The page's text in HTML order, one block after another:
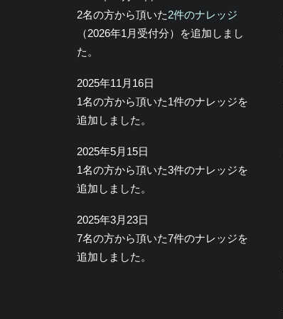
2名の方から頂いた2件のナレッジ
（2026年1月受付分）を追加しまし
た。
2025年11月16日
1名の方から頂いた1件のナレッジを
追加しました。
2025年5月15日
1名の方から頂いた3件のナレッジを
追加しました。
2025年3月23日
7名の方から頂いた7件のナレッジを
追加しました。